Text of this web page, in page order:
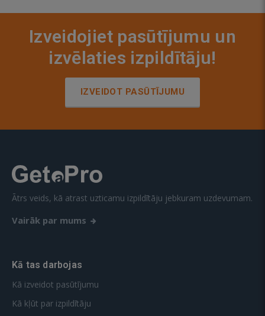
Izveidojiet pasūtījumu un
izvēlaties izpildītāju!
IZVEIDOT PASŪTĪJUMU
Ātrs veids, kā atrast uzticamu izpildītāju jebkuram uzdevumam.
Vairāk par mums
Kā tas darbojas
Kā izveidot pasūtījumu
Kā kļūt par izpildītāju